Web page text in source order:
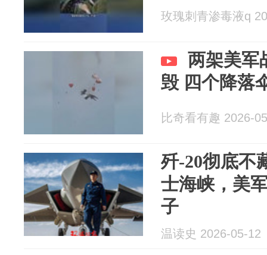
玫瑰刺青渗毒液q
两架美军
毁 四个降落
比奇看有趣 2026-
歼-20彻底不
士海峡，美
子
温读史 2026-05-12